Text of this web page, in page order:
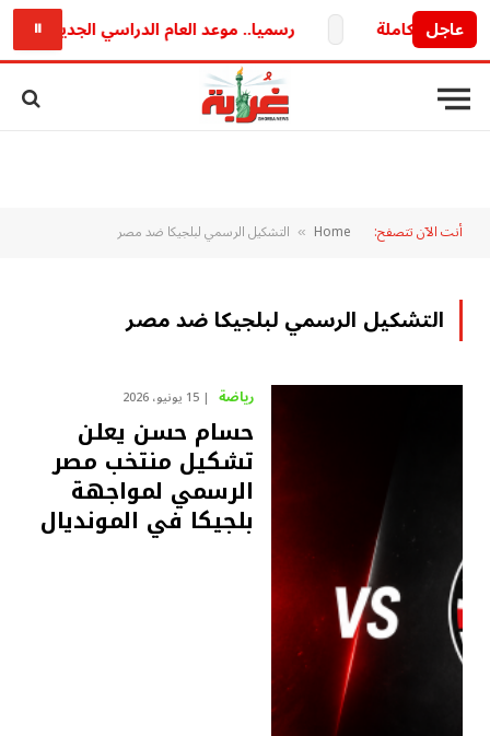
عاجل رسميا.. موعد العام الدراسي الجديد 2026/2027 وخريطة الدراسة والامتحانات كاملة ⏸
أنت الآن تتصفح: Home
» التشكيل الرسمي لبلجيكا ضد مصر
التشكيل الرسمي لبلجيكا ضد مصر
رياضة 15 يونيو، 2026
حسام حسن يعلن
تشكيل منتخب مصر
الرسمي لمواجهة
بلجيكا في المونديال